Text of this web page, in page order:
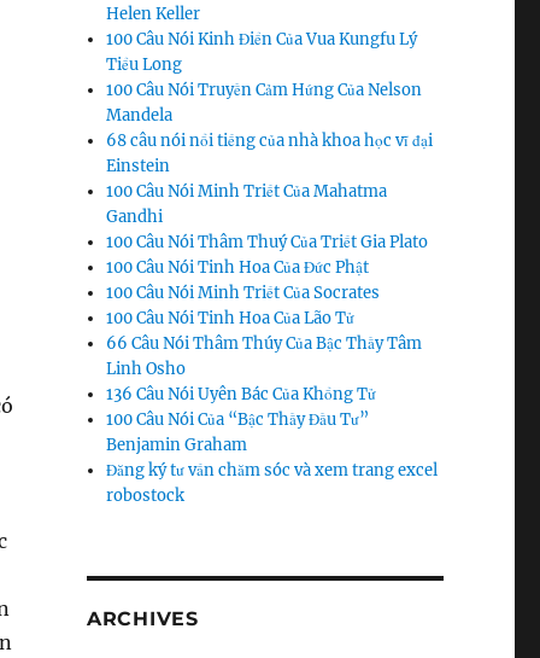
Helen Keller
100 Câu Nói Kinh Điển Của Vua Kungfu Lý
Tiểu Long
100 Câu Nói Truyền Cảm Hứng Của Nelson
Mandela
68 câu nói nổi tiếng của nhà khoa học vĩ đại
Einstein
100 Câu Nói Minh Triết Của Mahatma
Gandhi
100 Câu Nói Thâm Thuý Của Triết Gia Plato
100 Câu Nói Tinh Hoa Của Đức Phật
100 Câu Nói Minh Triết Của Socrates
100 Câu Nói Tinh Hoa Của Lão Tử
66 Câu Nói Thâm Thúy Của Bậc Thầy Tâm
Linh Osho
136 Câu Nói Uyên Bác Của Khổng Tử
100 Câu Nói Của “Bậc Thầy Đầu Tư”
Benjamin Graham
Đăng ký tư vấn chăm sóc và xem trang excel
robostock
ARCHIVES